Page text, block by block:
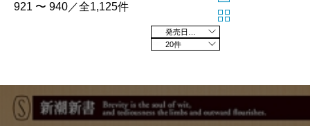
921 〜 940／全1,125件
20件